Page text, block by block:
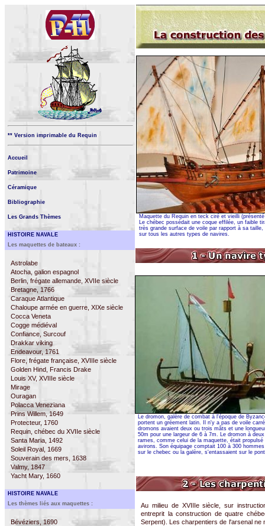
** Version imprimable du Requin
Accueil
Patrimoine
Céramique
Bibliographie
Les Grands Thèmes
HISTOIRE NAVALE
Les maquettes de bateaux :
Astrolabe
Atocha, galion espagnol
Berlin, frégate allemande, XVIIe siècle
Bretagne, 1766
Caraque Atlantique
Chaloupe armée en guerre, XIXe siècle
Cocca Veneta
Cogge médiéval
Confiance, Surcouf
Drakkar viking
Endeavour, 1761
Flore, frégate française, XVIIIe siècle
Golden Hind, Francis Drake
Louis XV, XVIIIe siècle
Mirage
Ouragan
Polacca Veneziana
Prins Willem, 1649
Protecteur, 1760
Requin, chébec du XVIIe siècle
Santa Maria, 1492
Soleil Royal, 1669
Souverain des mers, 1638
Valmy, 1847
Yacht Mary, 1660
HISTOIRE NAVALE
Les thèmes liés aux maquettes :
Bévéziers, 1690
Maquette du Requin en teck ciré et vieilli
Le chébec possédait une coque effilée, un faible
très grande surface de voile par rapport à sa
sur tous les autres types de navires.
Le dromon, galère de combat à l'époque de
portent un gréement latin. Il n'y a pas de voile
dromons avaient deux ou trois mâts et une
50m pour une largeur de 6 à 7m. Le dromon à
rames, comme celui de la maquette, était propulsé
avirons. Son équipage comptait 100 à 300
sur le chebec ou la galère, s'entassaient sur le
Au milieu de XVIIIe siècle, sur
entreprit la construction de quatre
Serpent). Les charpentiers de l'arsenal